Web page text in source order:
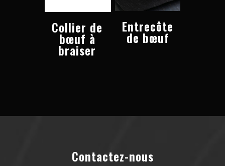
Collier de
bœuf à
braiser
Entrecôte
de bœuf
Contactez-nous